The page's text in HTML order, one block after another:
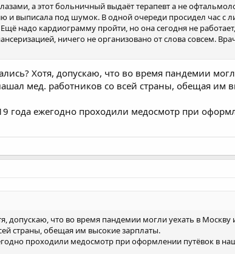
а этот больничный выдаёт терапевт а не
и выписала под шумок. В одной очереди просидел час с
надо кардиограмму пройти, но она сегодня не
ничего не организовано от слова совсем.
Хотя, допускаю, что во время пандемии
мед. работников со всей страны, обещая им
года ежегодно проходили медосмотр при
допускаю, что во время пандемии могли уехать в Москву
страны, обещая им высокие зарплаты.
проходили медосмотр при оформлении путёвок в